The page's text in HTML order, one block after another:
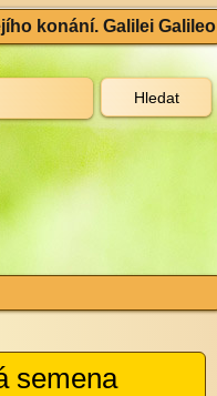
konání. Galilei Galileo
semena